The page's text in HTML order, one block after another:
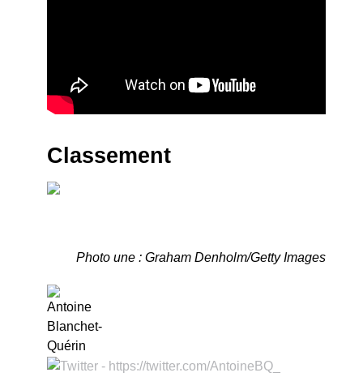
Classement
Photo une : Graham Denholm/Getty Images